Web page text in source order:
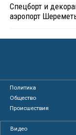
Спецборт и
аэропорт
Политика
Общество
Происшествия
Видео